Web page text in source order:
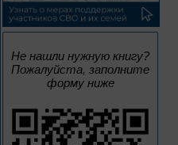
Не нашли нужную книгу?
Пожалуйста, заполните
форму ниже